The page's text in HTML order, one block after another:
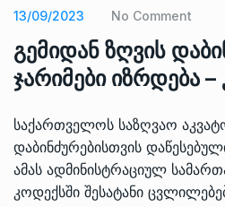
13/09/2023 No Comment
გემიდან ზღვის
ჯარიმები იზრდება
საქართველოს საზღვაო
დაბინძურებისთვის
ამას ადმინისტრაციულ
კოდექსში შესატანი